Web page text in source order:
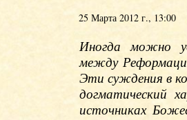
25 Марта 2012 г., 13:00
Иногда можно
между
Эти суждения в
догматический
источниках